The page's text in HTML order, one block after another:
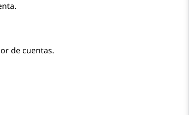
de cuentas.